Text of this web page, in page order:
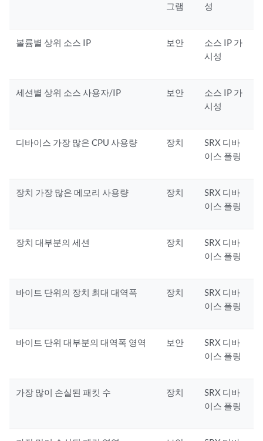
그램
성
볼륨별 상위 소스 IP 보안
소스 IP 가
시성
세션별 상위 소스 사용자/IP 보안
소스 IP 가
시성
디바이스 가장 많은 CPU 사용량 장치
SRX 디바
이스 폴링
장치 가장 많은 메모리 사용량 장치
SRX 디바
이스 폴링
장치 대부분의 세션 장치
SRX 디바
이스 폴링
바이트 단위의 장치 최대 대역폭 장치
SRX 디바
이스 폴링
바이트 단위 대부분의 대역폭 영역 보안
SRX 디바
이스 폴링
가장 많이 손실된 패킷 수 장치
SRX 디바
이스 폴링